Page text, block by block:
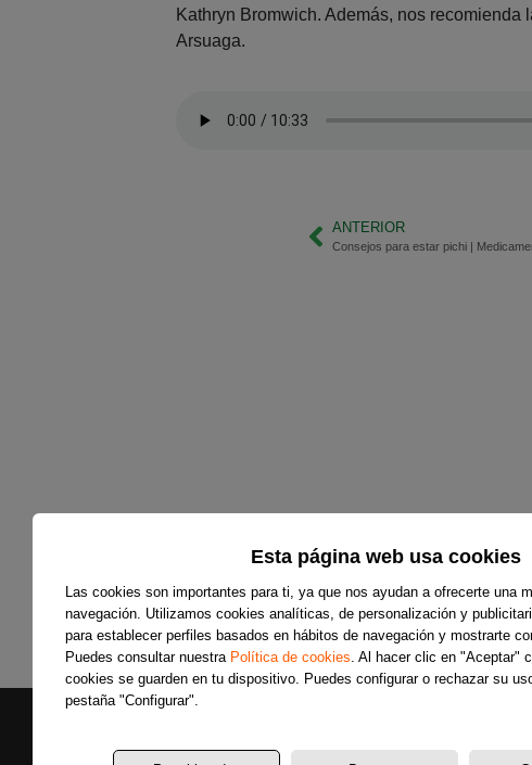
Esta página web usa cookies
Las cookies son importantes para ti, ya que nos ayudan a ofrecerte una
navegación. Utilizamos cookies analíticas, de personalización y
para establecer perfiles basados en hábitos de navegación y mostrarte
Puedes consultar nuestra Política de cookies. Al hacer clic en "Aceptar"
cookies se guarden en tu dispositivo. Puedes configurar o rechazar su
pestaña "Configurar".
Kathryn Bromwich. Además, nos
Arsuaga.
ANTERIOR